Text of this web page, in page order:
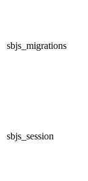
sbjs_migrations
sbjs_session